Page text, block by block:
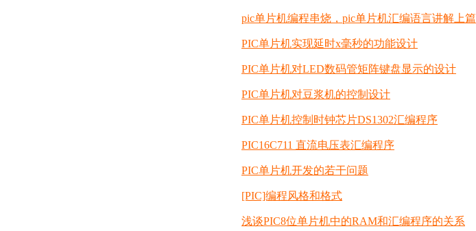
pic单片机编程串烧，pic单片机汇编语言讲解上篇
PIC单片机实现延时x毫秒的功能设计
PIC单片机对LED数码管矩阵键盘显示的设计
PIC单片机对豆浆机的控制设计
PIC单片机控制时钟芯片DS1302汇编程序
PIC16C711 直流电压表汇编程序
PIC单片机开发的若干问题
[PIC]编程风格和格式
浅谈PIC8位单片机中的RAM和汇编程序的关系